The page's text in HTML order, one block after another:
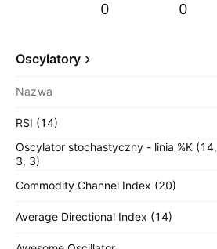
0 0
Oscylatory
Nazwa
RSI (14)
Oscylator stochastyczny - linia %K (14,
3, 3)
Commodity Channel Index (20)
Average Directional Index (14)